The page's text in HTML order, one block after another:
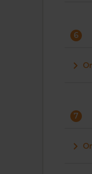
6
7